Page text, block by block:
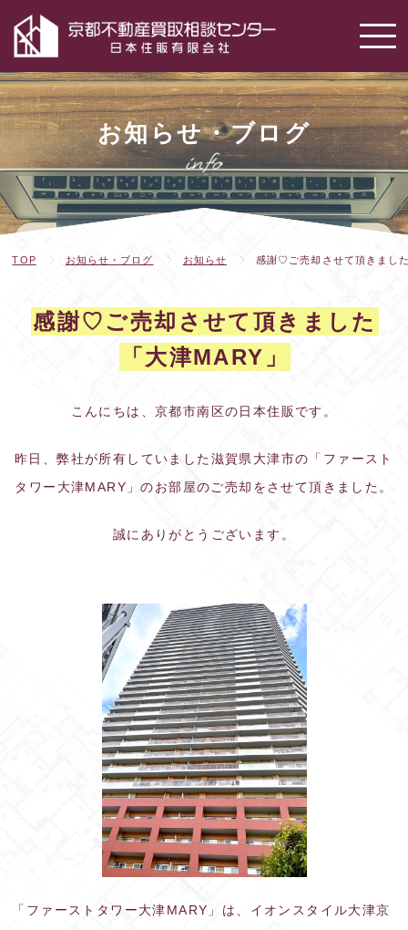
お知らせ・ブログ
TOP お知らせ・ブログ お知らせ 感謝♡ご売却させて頂きまし
感謝♡ご売却させて頂きました
「大津MARY」
こんにちは、京都市南区の日本住販です。
昨日、弊社が所有していました滋賀県大津市の「ファースト
タワー大津MARY」のお部屋のご売却をさせて頂きました。
誠にありがとうございます。
「ファーストタワー大津MARY」は、イオンスタイル大津京